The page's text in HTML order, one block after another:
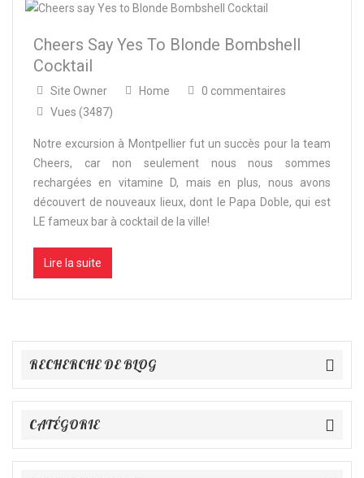
Cheers Say Yes To Blonde Bombshell
Cocktail
Site Owner Home
0 commentaires
Vues (3487)
Notre excursion à Montpellier fut un succès pour la team
Cheers, car non seulement nous nous sommes
rechargées en vitamine D, mais en plus, nous avons
découvert de nouveaux lieux, dont le Papa Doble, qui est
LE fameux bar à cocktail de la ville!
Lire la suite
RECHERCHE DE BLOG
CATÉGORIE